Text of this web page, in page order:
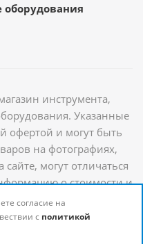
оборудования
инструмента,
Указанные
офертой и могут быть
на фотографиях,
могут отличаться
о стоимости и
у наших
согласие на
с политикой